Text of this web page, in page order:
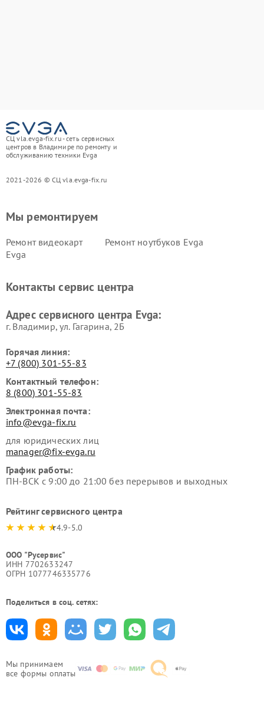
СЦ vla.evga-fix.ru - сеть сервисных
центров в Владимире по ремонту и
обслуживанию техники Evga
2021-2026 © СЦ vla.evga-fix.ru
Мы принимаем
все формы оплаты
Мы ремонтируем
Ремонт видеокарт
Evga
Ремонт ноутбуков Evga
Контакты сервис центра
Адрес сервисного центра Evga:
г. Владимир, ул. Гагарина, 2Б
Горячая линия:
+7 (800) 301-55-83
Контактный телефон:
8 (800) 301-55-83
Электронная почта:
info@evga-fix.ru
для юридических лиц
manager@fix-evga.ru
График работы:
ПН-ВСК с 9:00 до 21:00 без перерывов и выходных
Рейтинг сервисного центра
4.9-5.0
ООО "Русервис"
ИНН 7702633247
ОГРН 1077746335776
Поделиться в соц. сетях: